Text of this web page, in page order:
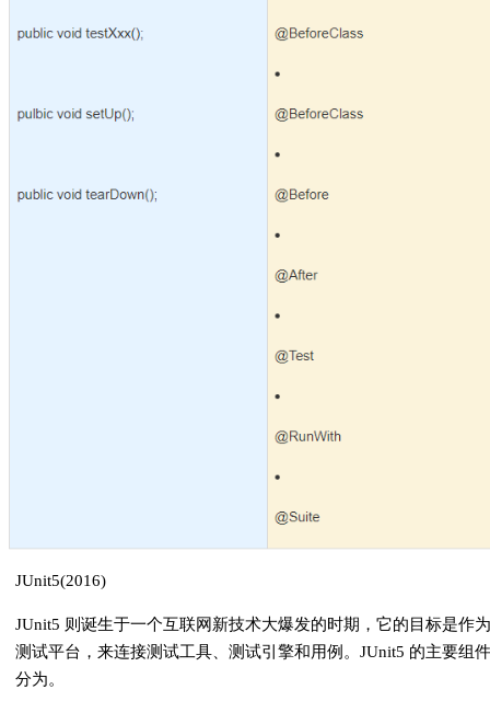
JUnit5(2016)
JUnit5 则诞生于一个互联网新技术大爆发的时期，它的目标是作
测试平台，来连接测试工具、测试引擎和用例。JUnit5 的主要组
分为。